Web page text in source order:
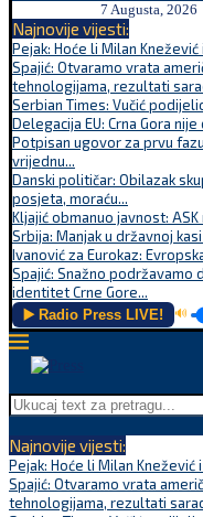
7 Augusta, 2026
Najnovije vijesti:
Pejak: Hoće li Milan
Spajić: Otvaramo vrata
tehnologijama, rezultati
Serbian Times: Vučić
Delegacija EU: Crna Gora
Potpisan ugovor za prvu
vrijednu...
Danski političar: Obilazak
posjeta, moraću...
Kljajić obmanuo javnost:
Srbija: Manjak u državnoj
Ivanović za Eurokaz:
Spajić: Snažno podržavamo
identitet Crne Gore...
▶️ Radio Press LIVE! 🔊
Najnovije vijesti:
Pejak: Hoće li Milan
Spajić: Otvaramo vrata
tehnologijama, rezultati